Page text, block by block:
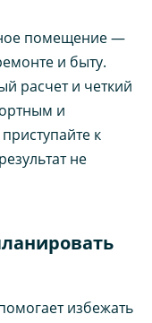
помещение —
и быту.
расчет и четкий
и
к
не
избежать